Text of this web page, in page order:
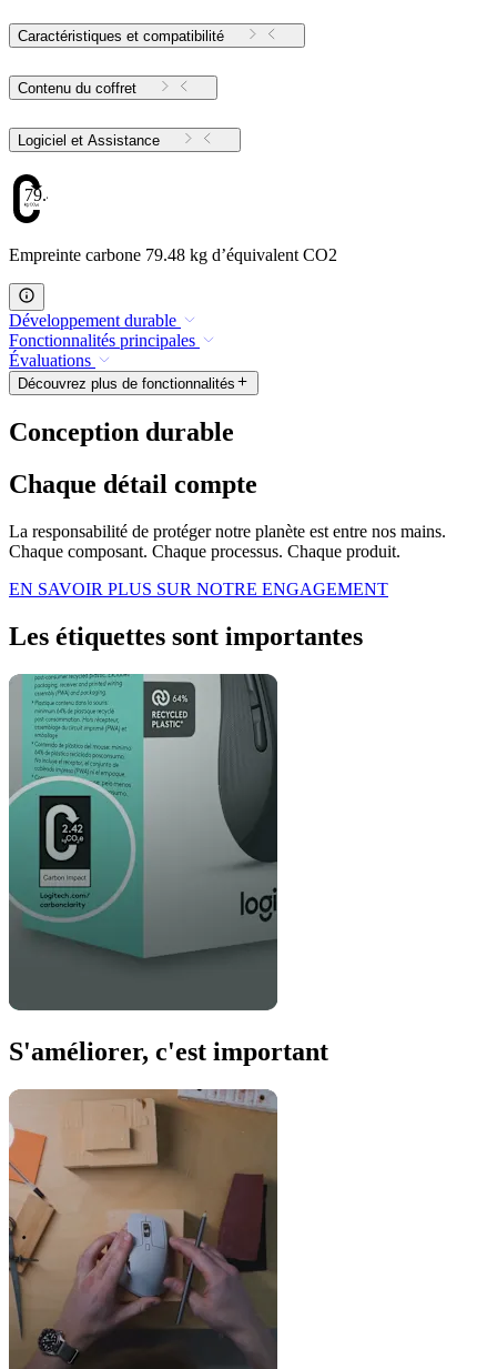
Caractéristiques et compatibilité
Contenu du coffret
Logiciel et Assistance
79.48
Empreinte carbone 79.48 kg d’équivalent CO2
Développement durable
Fonctionnalités principales
Évaluations
Découvrez plus de fonctionnalités
Conception durable
Chaque détail compte
La responsabilité de protéger notre planète est entre nos mains.
Chaque composant. Chaque processus. Chaque produit.
EN SAVOIR PLUS SUR NOTRE ENGAGEMENT
Les étiquettes sont importantes
S'améliorer, c'est important